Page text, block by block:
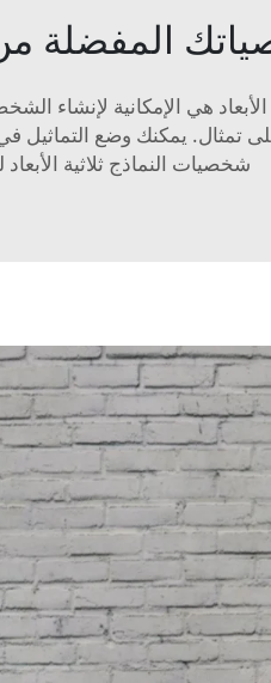
المفضلة من
هي الإمكانية لإنشاء
شخصيات النماذج ثلاثية